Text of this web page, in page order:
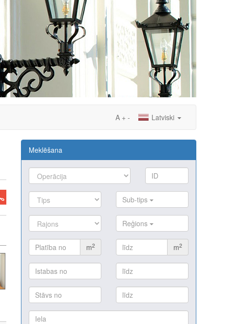
Latviski
A + -
Meklēšana
Sub-tips
Reģions
m2 m2